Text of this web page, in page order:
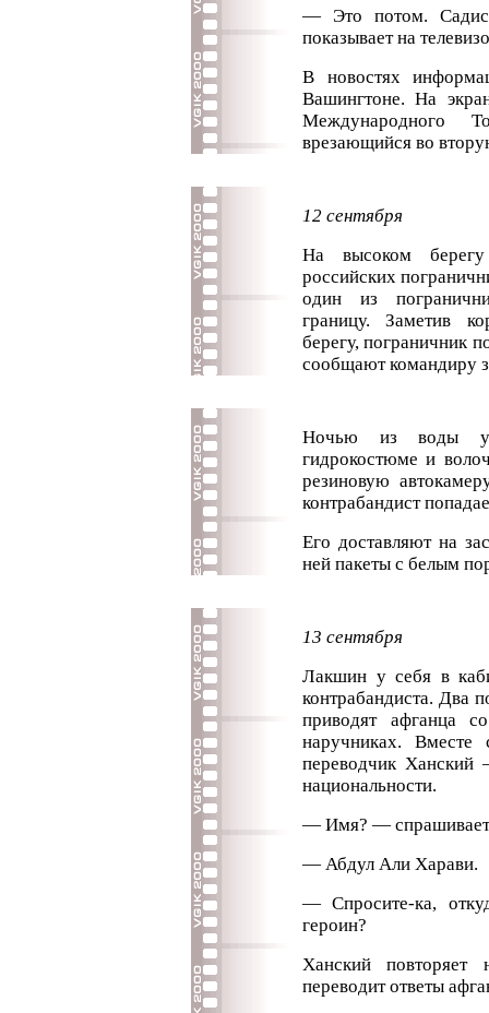
— Это потом.
показывает на
В новостях
Вашингтоне. На
Международного
врезающийся во
12 сентября
На высоком
российских
один из
границу. Заметив
берегу, пограничник
сообщают командиру
Ночью из воды у
гидрокостюме и
резиновую
контрабандист
Его доставляют на
ней пакеты с белым
13 сентября
Лакшин у себя в
контрабандиста. Два
приводят афганца
наручниках.
переводчик Ханский
национальности.
— Имя? — спрашивает
— Абдул Али Харави.
— Спросите-ка,
героин?
Ханский
переводит ответы